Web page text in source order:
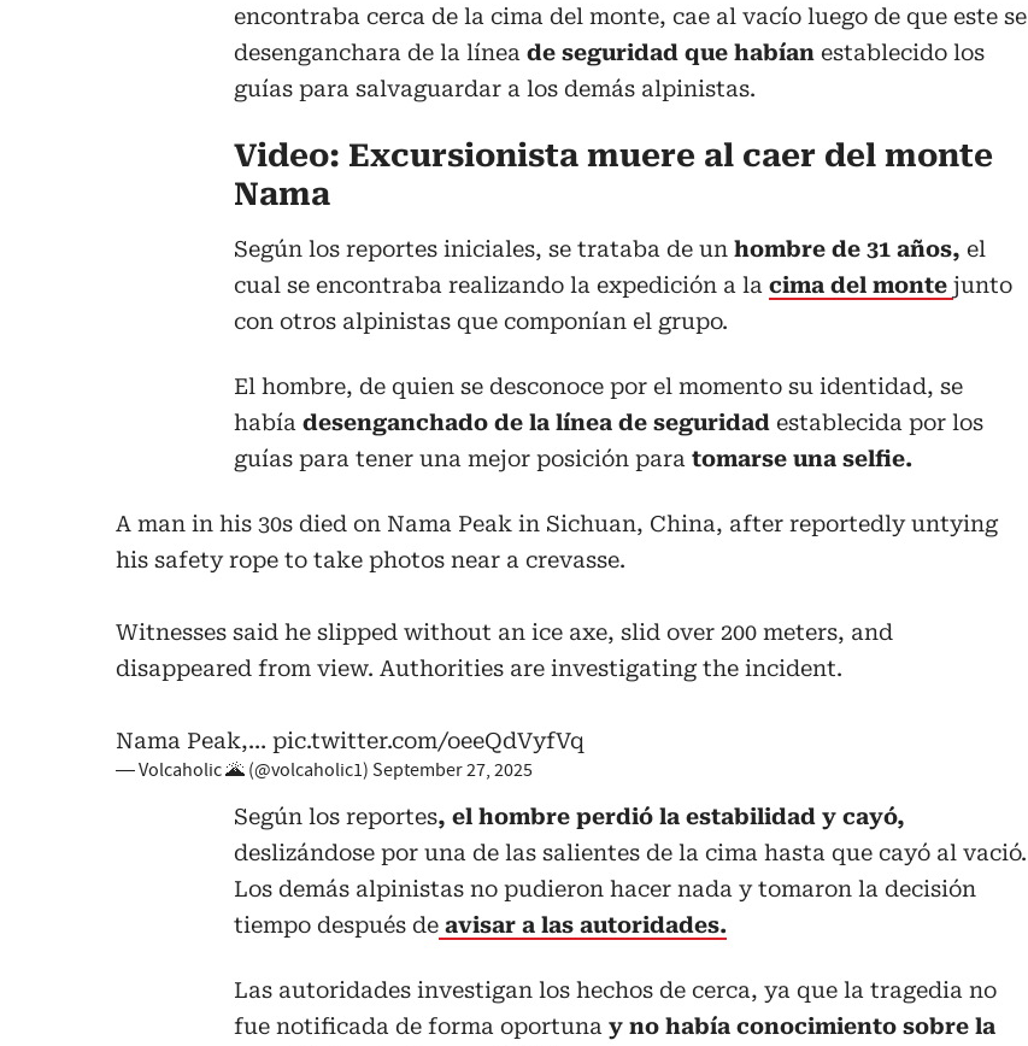
encontraba cerca de la cima del monte, cae al vacío luego de que este se
desenganchara de la línea de seguridad que habían establecido los
guías para salvaguardar a los demás alpinistas.
Video: Excursionista muere al caer del monte
Nama
Según los reportes iniciales, se trataba de un hombre de 31 años, el
cual se encontraba realizando la expedición a la cima del monte junto
con otros alpinistas que componían el grupo.
El hombre, de quien se desconoce por el momento su identidad, se
había desenganchado de la línea de seguridad establecida por los
guías para tener una mejor posición para tomarse una selfie.
A man in his 30s died on Nama Peak in Sichuan, China, after reportedly untying
his safety rope to take photos near a crevasse.
Witnesses said he slipped without an ice axe, slid over 200 meters, and
disappeared from view. Authorities are investigating the incident.
Nama Peak,… pic.twitter.com/oeeQdVyfVq
— Volcaholic 🌋 (@volcaholic1) September 27, 2025
Según los reportes, el hombre perdió la estabilidad y cayó,
deslizándose por una de las salientes de la cima hasta que cayó al vació.
Los demás alpinistas no pudieron hacer nada y tomaron la decisión
tiempo después de avisar a las autoridades.
Las autoridades investigan los hechos de cerca, ya que la tragedia no
fue notificada de forma oportuna y no había conocimiento sobre la